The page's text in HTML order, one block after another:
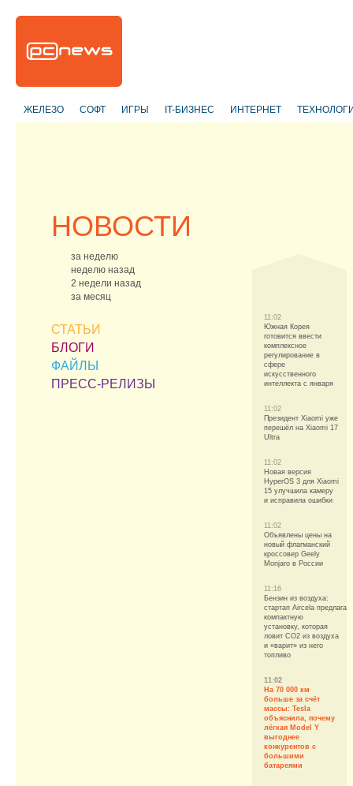
ЖЕЛЕЗО СОФТ ИГРЫ IT-БИЗНЕС ИНТЕРНЕТ
НОВОСТИ
за неделю
неделю назад
2 недели назад
за месяц
СТАТЬИ
БЛОГИ
ФАЙЛЫ
ПРЕСС-РЕЛИЗЫ
11:02
Южная Корея
готовится ввести
комплексное
регулирование в
сфере
искусственного
интеллекта с января
11:02
Президент Xiaomi уже
перешёл на Xiaomi 17
Ultra
11:02
Новая версия
HyperOS 3 для Xiaomi
15 улучшила камеру
и исправила ошибки
11:02
Объявлены цены на
новый флагманский
кроссовер Geely
Monjaro в России
11:16
Бензин из воздуха:
стартап Aircela предлагает
компактную
установку, которая
ловит CO2 из воздуха
и «варит» из него
топливо
11:02
На 70 000 км
больше за счёт
массы: Tesla
объяснила, почему
лёгкая Model Y
выгоднее
конкурентов с
большими
батареями